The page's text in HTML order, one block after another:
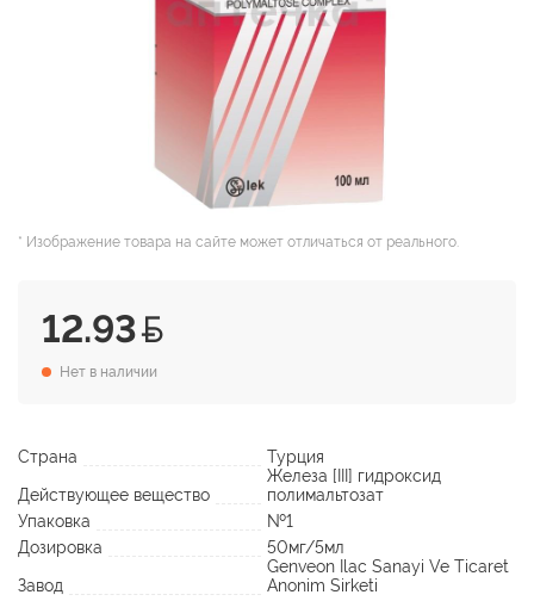
* Изображение товара на сайте может отличаться от реального.
12.93
Нет в наличии
Страна
Турция
Действующее вещество
Железа [III] гидроксид
полимальтозат
Упаковка
№1
Дозировка
50мг/5мл
Завод
Genveon Ilac Sanayi Ve Ticaret
Anonim Sirketi